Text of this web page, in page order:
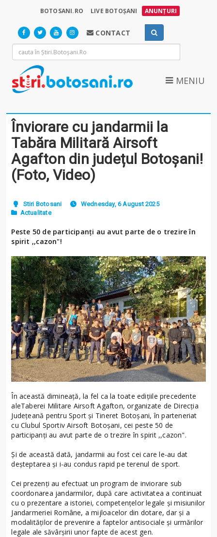
BOTOSANI.RO LIVE BOTOȘANI ANUNȚURI
CONTACT
MENIU
Înviorare cu jandarmii la
Tabăra Militară Airsoft
Agafton din județul Botoșani!
(Foto, Video)
Stiri Botosani
Wednesday, 6 August 2025
Actualitate
Peste 50 de participanți au avut parte de o trezire în
spirit ,,cazon"!
În această dimineață, la fel ca la toate edițiile precedente
aleTaberei Militare Airsoft Agafton, organizate de Direcția
Județeană pentru Sport și Tineret Botoșani, în parteneriat
cu Clubul Sportiv Airsoft Botoșani, cei peste 50 de
participanți au avut parte de o trezire în spirit ,,cazon".
Și de această dată, jandarmii au fost cei care le-au dat
deșteptarea și i-au condus rapid pe terenul de sport.
Cei prezenți au efectuat un program de inviorare sub
coordonarea jandarmilor, după care activitatea a continuat
cu o prezentare a istoriei, competențelor legale și misiunilor
Jandarmeriei Române, a mijloacelor din dotare, dar și a
modalităților de prevenire a faptelor antisociale și urmărilor
legale ale săvârșirii unor fapte de acest gen.